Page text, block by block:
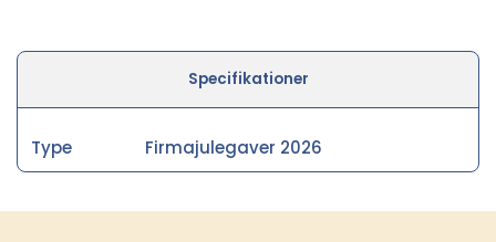
Specifikationer
Type Firmajulegaver 2026